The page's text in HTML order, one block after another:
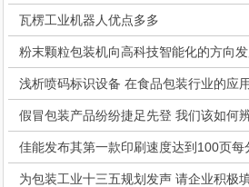
瓦楞工业机器人优点多多
粉末颗粒包装机向高科技智能化的方向
浅析喷码标识设备 在食品包装行业的应用
假冒包装产品纷纷捷足先登 我们该如何
佳能发布其第一款印刷速度达到100页每
为包装工业十三五规划发声 请企业积极